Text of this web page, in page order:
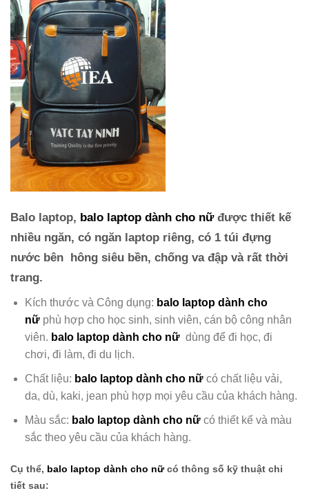
Balo laptop, balo laptop dành cho nữ được thiết kế
nhiều ngăn, có ngăn laptop riêng, có 1 túi đựng
nước bên hông siêu bền, chống va đập và rất thời
trang.
Kích thước và Công dụng: balo laptop dành cho
nữphù hợp cho học sinh, sinh viên, cán bộ công nhân
viên. balo laptop dành cho nữ dùng để đi học, đi
chơi, đi làm, đi du lịch.
Chất liệu: balo laptop dành cho nữ có chất liệu vải,
da, dù, kaki, jean phù hợp mọi yêu cầu của khách hàng.
Màu sắc: balo laptop dành cho nữ có thiết kế và màu
sắc theo yêu cầu của khách hàng.
Cụ thể, balo laptop dành cho nữcó thông số kỹ thuật chi
tiết sau: